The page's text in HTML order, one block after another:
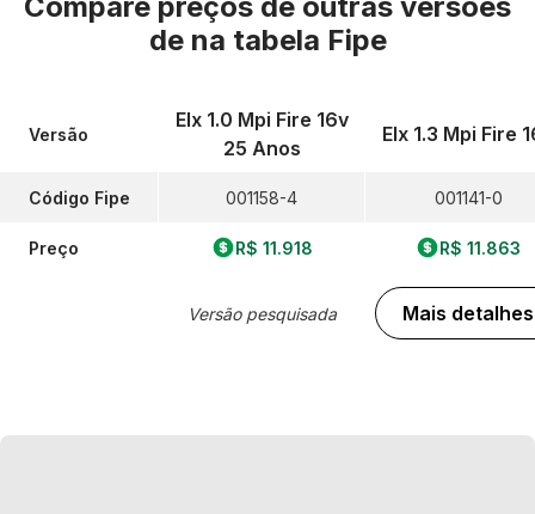
de na tabela Fipe
Versão
Código Fipe
Preço
Elx 1.0 Mpi Fire 16v
25 Anos
001158-4
R$ 11.918
Versão pesquisada
Elx 1.3 Mpi Fire
001141-0
R$ 11.863
Mais detalhes